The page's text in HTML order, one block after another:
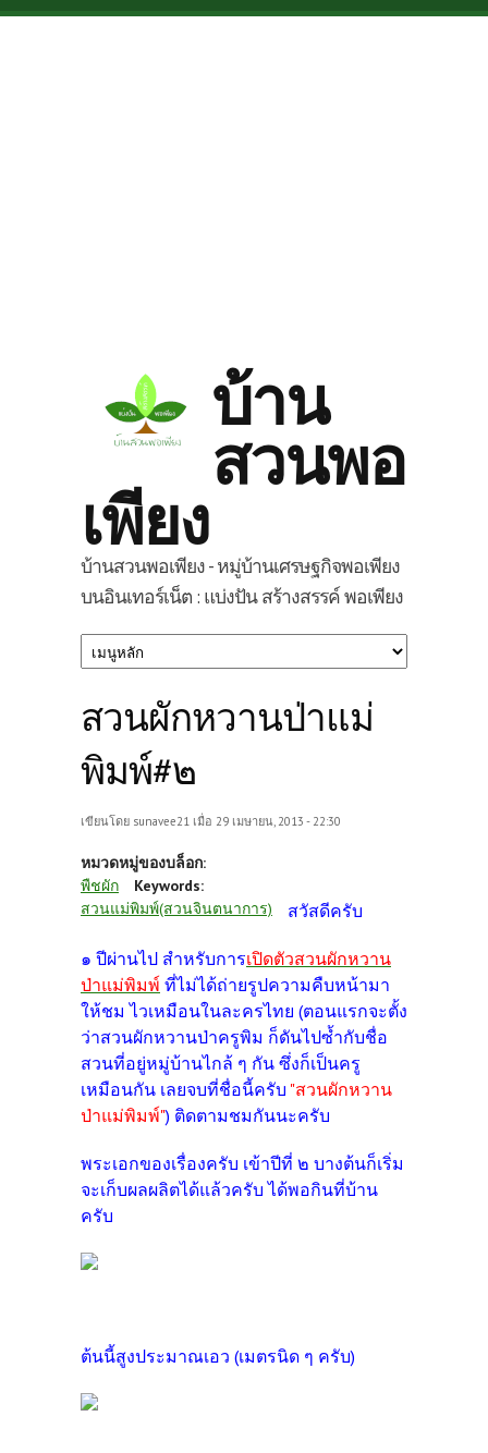
Skip to main content
บ้าน
สวนพอ
เพียง
บ้านสวนพอเพียง - หมู่บ้านเศรษฐกิจพอเพียง
บนอินเทอร์เน็ต : แบ่งปัน สร้างสรรค์ พอเพียง
สวนผักหวานป่าแม่
พิมพ์#๒
เขียนโดย sunavee21 เมื่อ 29 เมษายน, 2013 - 22:30
หมวดหมู่ของบล็อก:
พืชผัก
Keywords:
สวนแม่พิมพ์(สวนจินตนาการ)
สวัสดีครับ
๑ ปีผ่านไป สำหรับการเปิดตัวสวนผักหวาน
ป่าแม่พิมพ์ ที่ไม่ได้ถ่ายรูปความคืบหน้ามา
ให้ชม ไวเหมือนในละครไทย (ตอนแรกจะตั้ง
ว่าสวนผักหวานป่าครูพิม ก็ดันไปซ้ำกับชื่อ
สวนที่อยู่หมู่บ้านไกล้ ๆ กัน ซึ่งก็เป็นครู
เหมือนกัน เลยจบที่ชื่อนี้ครับ "สวนผักหวาน
ป่าแม่พิมพ์") ติดตามชมกันนะครับ
พระเอกของเรื่องครับ เข้าปีที่ ๒ บางต้นก็เริ่ม
จะเก็บผลผลิตได้แล้วครับ ได้พอกินที่บ้าน
ครับ
ต้นนี้สูงประมาณเอว (เมตรนิด ๆ ครับ)